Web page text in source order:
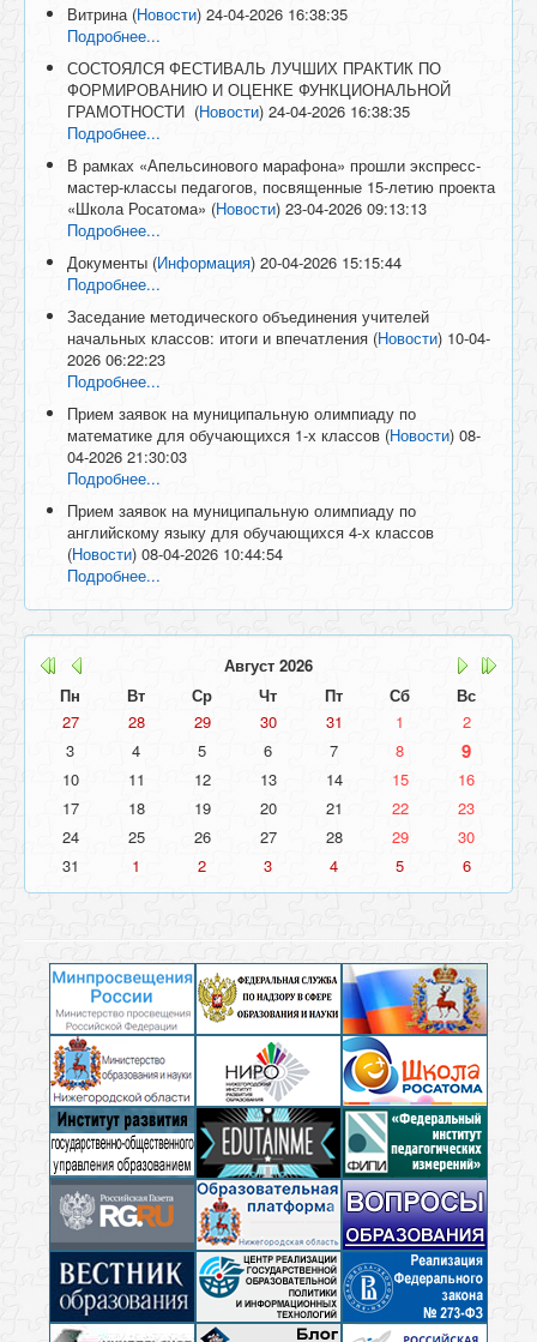
Витрина (Новости) 24-04-2026 16:38:35
Подробнее...
СОСТОЯЛСЯ ФЕСТИВАЛЬ ЛУЧШИХ ПРАКТИК ПО
ФОРМИРОВАНИЮ И ОЦЕНКЕ ФУНКЦИОНАЛЬНОЙ
ГРАМОТНОСТИ (Новости) 24-04-2026 16:38:35
Подробнее...
В рамках «Апельсинового марафона» прошли экспресс-
мастер-классы педагогов, посвященные 15-летию проекта
«Школа Росатома» (Новости) 23-04-2026 09:13:13
Подробнее...
Документы (Информация) 20-04-2026 15:15:44
Подробнее...
Заседание методического объединения учителей
начальных классов: итоги и впечатления (Новости) 10-04-
2026 06:22:23
Подробнее...
Прием заявок на муниципальную олимпиаду по
математике для обучающихся 1-х классов (Новости) 08-
04-2026 21:30:03
Подробнее...
Прием заявок на муниципальную олимпиаду по
английскому языку для обучающихся 4-х классов
(Новости) 08-04-2026 10:44:54
Подробнее...
Август 2026
Пн
Вт Ср Чт Пт Сб
Вс
27
28 29 30 31 1
2
3
4 5 6 7 8 9
10 11 12 13 14 15
16
17
18 19 20 21 22
23
24
25 26 27 28 29
30
31
1 2 3 4 5 6